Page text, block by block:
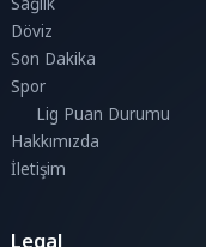
Döviz
Son Dakika
Spor
Lig Puan Durumu
Hakkımızda
İletişim
Legal